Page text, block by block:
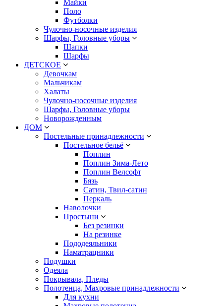
Майки
Поло
Футболки
Чулочно-носочные изделия
Шарфы, Головные уборы
Шапки
Шарфы
ДЕТСКОЕ
Девочкам
Мальчикам
Халаты
Чулочно-носочные изделия
Шарфы, Головные уборы
Новорожденным
ДОМ
Постельные принадлежности
Постельное бельё
Поплин
Поплин Зима-Лето
Поплин Велсофт
Бязь
Сатин, Твил-сатин
Перкаль
Наволочки
Простыни
Без резинки
На резинке
Пододеяльники
Наматрацники
Подушки
Одеяла
Покрывала, Пледы
Полотенца, Махровые принадлежности
Для кухни